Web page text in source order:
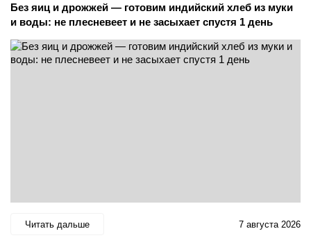
Без яиц и дрожжей — готовим индийский хлеб из муки
и воды: не плесневеет и не засыхает спустя 1 день
Читать дальше 7 августа 2026